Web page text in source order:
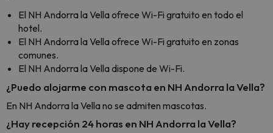
El NH Andorra la Vella ofrece Wi-Fi gratuito en todo el
hotel.
El NH Andorra la Vella ofrece Wi-Fi gratuito en zonas
comunes.
El NH Andorra la Vella dispone de Wi-Fi.
¿Puedo alojarme con mascota en NH Andorra la Vella?
En NH Andorra la Vella no se admiten mascotas.
¿Hay recepción 24 horas en NH Andorra la Vella?